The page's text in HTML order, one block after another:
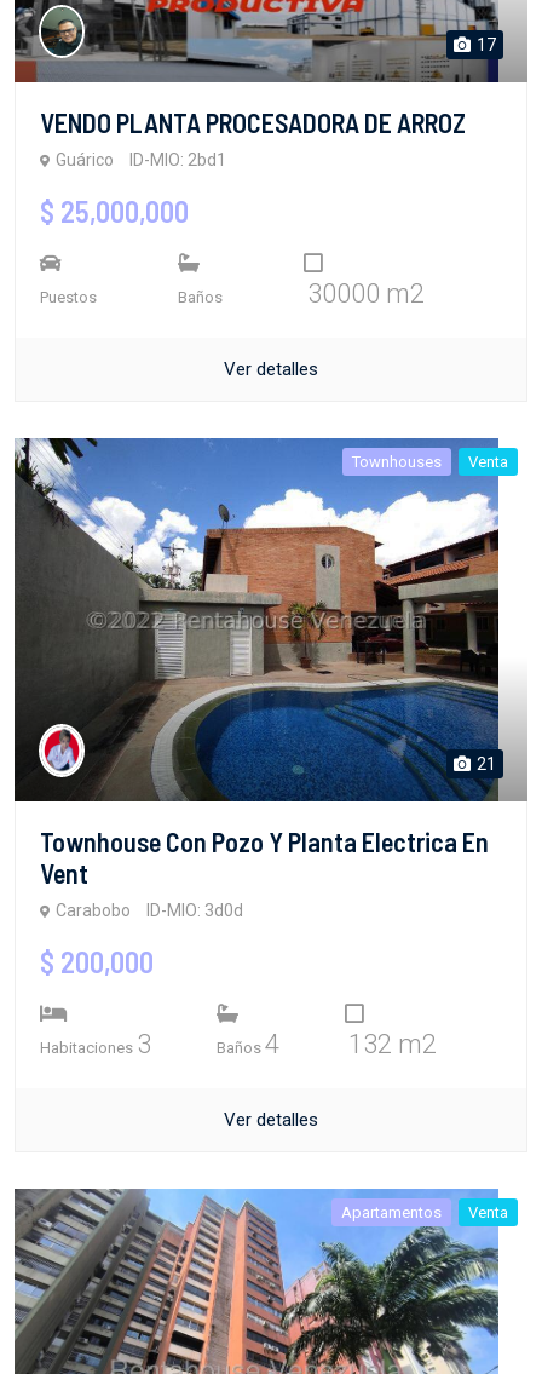
17
VENDO PLANTA PROCESADORA DE ARROZ
Guárico ID-MIO: 2bd1
$ 25,000,000
Puestos Baños 30000 m2
Ver detalles
Townhouses Venta
21
Townhouse Con Pozo Y Planta Electrica En
Vent
Carabobo ID-MIO: 3d0d
$ 200,000
Habitaciones 3 Baños 4 132 m2
Ver detalles
Apartamentos Venta